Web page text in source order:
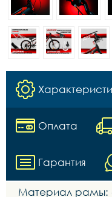
Оплата
Гарантия
Материал рамы: